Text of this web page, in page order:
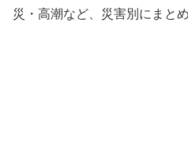
災・高潮など、災害別にまと